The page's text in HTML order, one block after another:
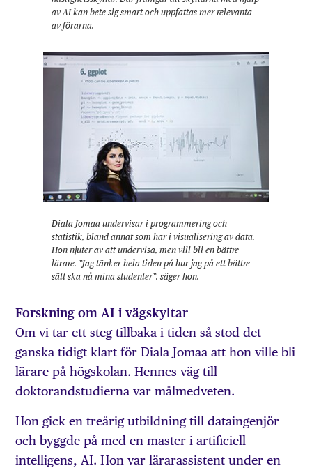
av AI kan bete sig smart och uppfattas mer relevanta
av förarna.
Diala Jomaa undervisar i programmering och
statistik, bland annat som här i visualisering av data.
Hon njuter av att undervisa, men vill bli en bättre
lärare. ”Jag tänker hela tiden på hur jag på ett bättre
sätt ska nå mina studenter”, säger hon.
Forskning om AI i vägskyltar
Om vi tar ett steg tillbaka i tiden så stod det
ganska tidigt klart för Diala Jomaa att hon ville bli
lärare på högskolan. Hennes väg till
doktorandstudierna var målmedveten.
Hon gick en treårig utbildning till dataingenjör
och byggde på med en master i artificiell
intelligens, AI. Hon var lärarassistent under en